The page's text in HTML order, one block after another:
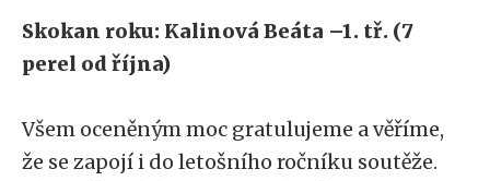
Skokan roku: Kalinová Beáta –1. tř. (7
perel od října)
Všem oceněným moc gratulujeme a věříme,
že se zapojí i do letošního ročníku soutěže.